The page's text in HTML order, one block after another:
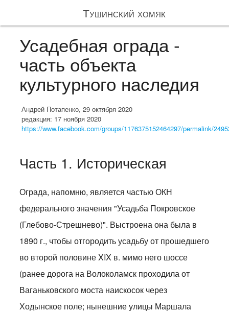
Тушинский хомяк
Усадебная ограда -
часть объекта
культурного наследия
Андрей Потапенко, 29 октября 2020
редакция: 17 ноября 2020
https://www.facebook.com/groups/1176375152464297/permalink/
Часть 1. Историческая
Ограда, напомню, является частью ОКН
федерального значения "Усадьба Покровское
(Глебово-Стрешнево)". Выстроена она была в
1890 г., чтобы отгородить усадьбу от прошедшего
во второй половине XIX в. мимо него шоссе
(ранее дорога на Волоколамск проходила от
Ваганьковского моста наискосок через
Ходынское поле; нынешние улицы Маршала